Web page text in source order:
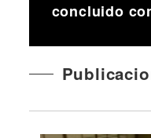
concluido